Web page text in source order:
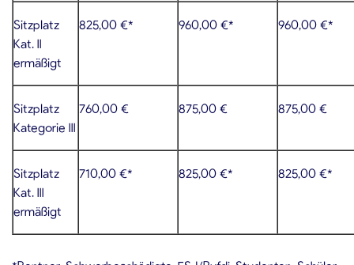
Sitzplatz
Kat. II
ermäßigt
825,00 €* 960,00 €* 960,00 €*
Sitzplatz
Kategorie III
760,00 € 875,00 € 875,00 €
Sitzplatz
Kat. III
ermäßigt
710,00 €* 825,00 €* 825,00 €*